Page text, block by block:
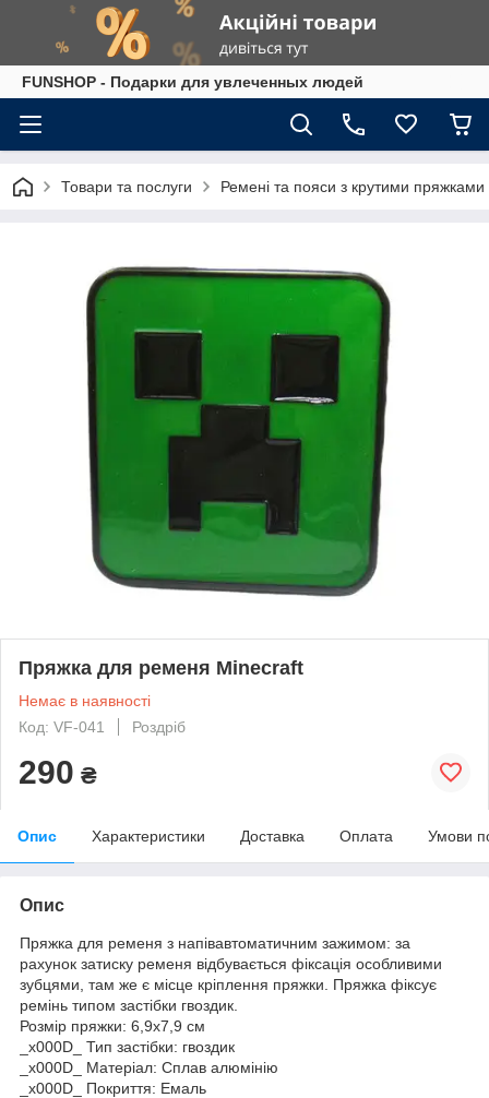
FUNSHOP - Подарки для увлеченных людей
Товари та послуги Ремені та пояси з крутими пряжками
Пряжка для ременя Minecraft
Немає в наявності
Код: VF-041
Роздріб
290 ₴
Опис Характеристики Доставка Оплата Умови
Опис
Пряжка для ременя з напівавтоматичним зажимом: за
рахунок затиску ременя відбувається фіксація особливими
зубцями, там же є місце кріплення пряжки. Пряжка фіксує
ремінь типом застібки гвоздик.
Розмір пряжки: 6,9x7,9 см
_x000D_ Тип застібки: гвоздик
_x000D_ Матеріал: Сплав алюмінію
_x000D_ Покриття: Емаль